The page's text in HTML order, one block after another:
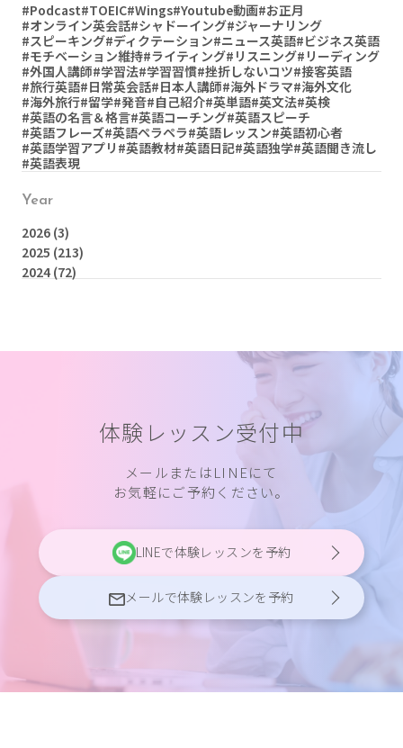
#Podcast#TOEIC#Wings#Youtube動画#お正月
#オンライン英会話#シャドーイング#ジャーナリング
#スピーキング#ディクテーション#ニュース英語#ビジネス英語
#モチベーション維持#ライティング#リスニング#リーディング
#外国人講師#学習法#学習習慣#挫折しないコツ#接客英語
#旅行英語#日常英会話#日本人講師#海外ドラマ#海外文化
#海外旅行#留学#発音#自己紹介#英単語#英文法#英検
#英語の名言＆格言#英語コーチング#英語スピーチ
#英語フレーズ#英語ペラペラ#英語レッスン#英語初心者
#英語学習アプリ #英語教材#英語日記#英語独学#英語聞き流し
#英語表現
Year
2026 (3)
2025 (213)
2024(72)
体験レッスン受付中
メールまたはLINEにて
お気軽にご予約ください。
LINEで体験レッスンを予約
メールで体験レッスンを予約